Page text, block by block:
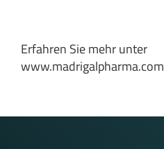
Erfahren Sie mehr unter
www.madrigalpharma.com